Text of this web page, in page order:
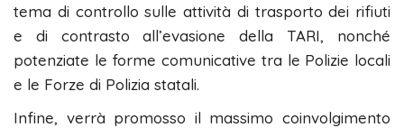
tema di controllo sulle attività di trasporto dei rifiuti
e di contrasto all’evasione della TARI, nonché
potenziate le forme comunicative tra le Polizie locali
e le Forze di Polizia statali.
Infine, verrà promosso il massimo coinvolgimento